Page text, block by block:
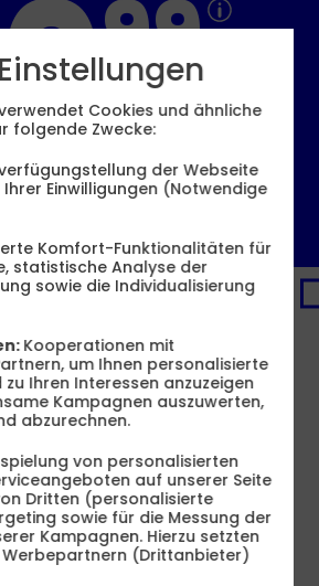
99
€ mtl.
0,– €
statt19,99 €
bestellen
GB 16 GB 60 GB
PREMIUM-DEAL
16 GB
,99€
99
€ mtl.
0,– €
€
Cookies und ähnliche
folgende Zwecke:
der Webseite
Einwilligungen (Notwendige
Komfort-Funktionalitäten für
statistische Analyse der
sowie die Individualisierung
Kooperationen mit
um Ihnen personalisierte
Ihren Interessen anzuzeigen
Kampagnen auszuwerten,
abzurechnen.
von personalisierten
auf unserer Seite
Dritten (personalisierte
sowie für die Messung der
Kampagnen. Hierzu setzten
Werbepartnern (Drittanbieter)